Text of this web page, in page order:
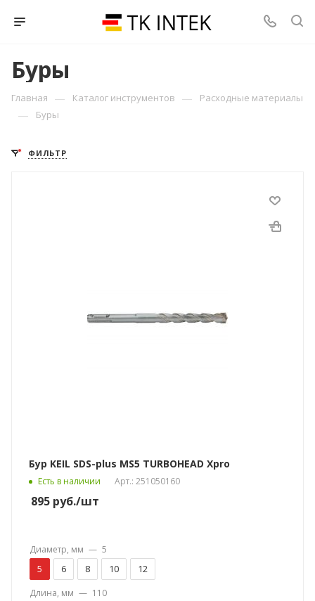
Буры
Главная — Каталог инструментов — Расходные материалы
— Буры
ФИЛЬТР
Бур KEIL SDS-plus MS5 TURBOHEAD Xpro
Есть в наличии Арт.: 251050160
895 руб./шт
Диаметр, мм — 5
5 6 8 10 12
Длина, мм — 110